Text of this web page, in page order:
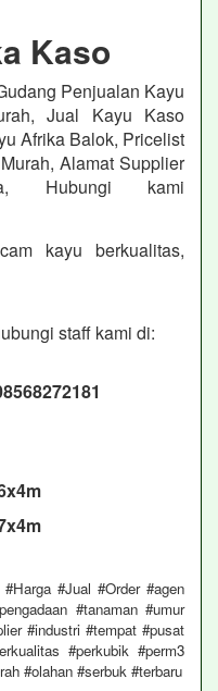
Kaso
Penjualan Kayu
Jual Kayu Kaso
Afrika Balok, Pricelist
Alamat Supplier
Hubungi kami
kayu berkualitas,
staff kami di:
#Jual #Order #agen
#tanaman #umur
#industri #tempat #pusat
#perkubik #perm3
#olahan #serbuk #terbaru